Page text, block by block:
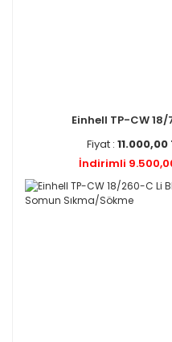
Einhell TP-CW 18/
Fiyat : 11.000,00
İndirimli